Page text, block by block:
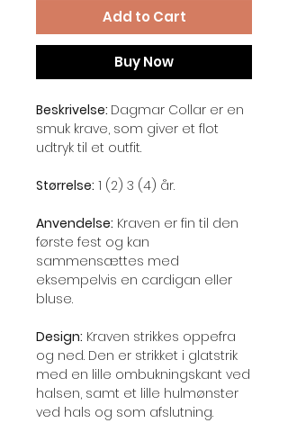
Add to Cart
Buy Now
Beskrivelse: Dagmar Collar er en
smuk krave, som giver et flot
udtryk til et outfit.
Størrelse: 1 (2) 3 (4) år.
Anvendelse: Kraven er fin til den
første fest og kan
sammensættes med
eksempelvis en cardigan eller
bluse.
Design: Kraven strikkes oppefra
og ned. Den er strikket i glatstrik
med en lille ombukningskant ved
halsen, samt et lille hulmønster
ved hals og som afslutning.